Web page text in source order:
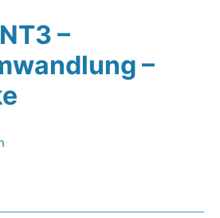
–
–